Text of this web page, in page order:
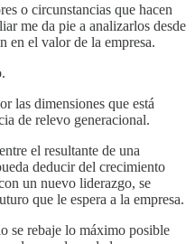
o circunstancias que hacen
me da pie a analizarlos desde
en el valor de la empresa.
las dimensiones que está
de relevo generacional.
el resultante de una
deducir del crecimiento
un nuevo liderazgo, se
que le espera a la empresa.
se rebaje lo máximo posible